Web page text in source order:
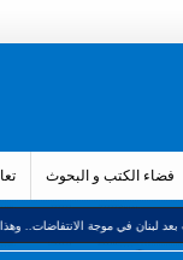
فضاء الكتب و البحوث
موجة الانتفاضات.. وهذا هو الحل-